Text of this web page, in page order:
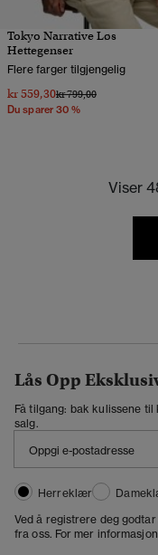
Tokyo Narrative Løs
Hettegenser
Flere farger tilgjengelig
kr 559,30Pris nedsatt fra
kr 799,00til
Du sparer 30 %
Viser
Lås Opp
Få tilgang: bak kulissene
salg.
Herreklær
Ved å registrere deg
fra oss. For mer